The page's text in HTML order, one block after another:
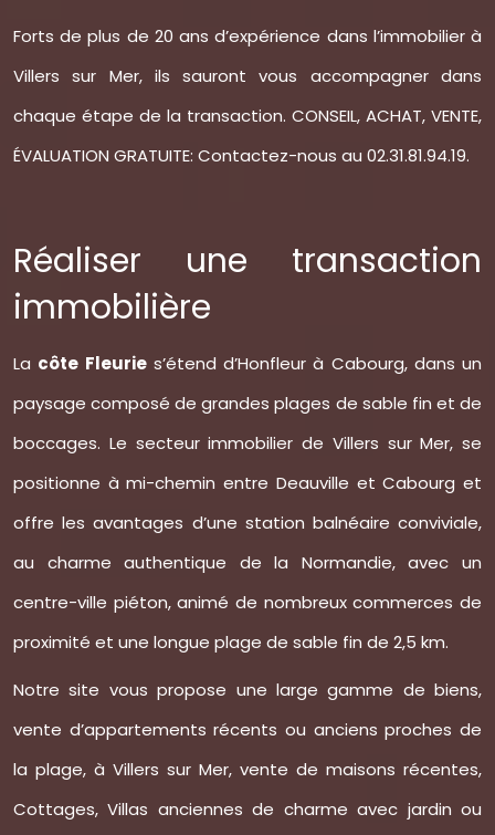
Forts de plus de 20 ans d’expérience dans l’immobilier à
Villers sur Mer, ils sauront vous accompagner dans
chaque étape de la transaction. CONSEIL, ACHAT, VENTE,
ÉVALUATION GRATUITE: Contactez-nous au 02.31.81.94.19.
Réaliser une transaction
immobilière
La côte Fleuries’étend d’Honfleur à Cabourg, dans un
paysage composé de grandes plages de sable fin et de
boccages. Le secteur immobilier de Villers sur Mer, se
positionne à mi-chemin entre Deauville et Cabourg et
offre les avantages d’une station balnéaire conviviale,
au charme authentique de la Normandie, avec un
centre-ville piéton, animé de nombreux commerces de
proximité et une longue plage de sable fin de 2,5 km.
Notre site vous propose une large gamme de biens,
vente d’appartements récents ou anciens proches de
la plage, à Villers sur Mer, vente de maisons récentes,
Cottages, Villas anciennes de charme avec jardin ou